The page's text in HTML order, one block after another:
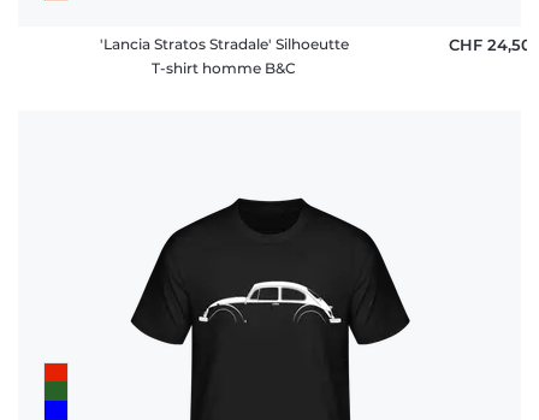
'Lancia Stratos Stradale' Silhoeutte
T-shirt homme B&C
CHF 24,50